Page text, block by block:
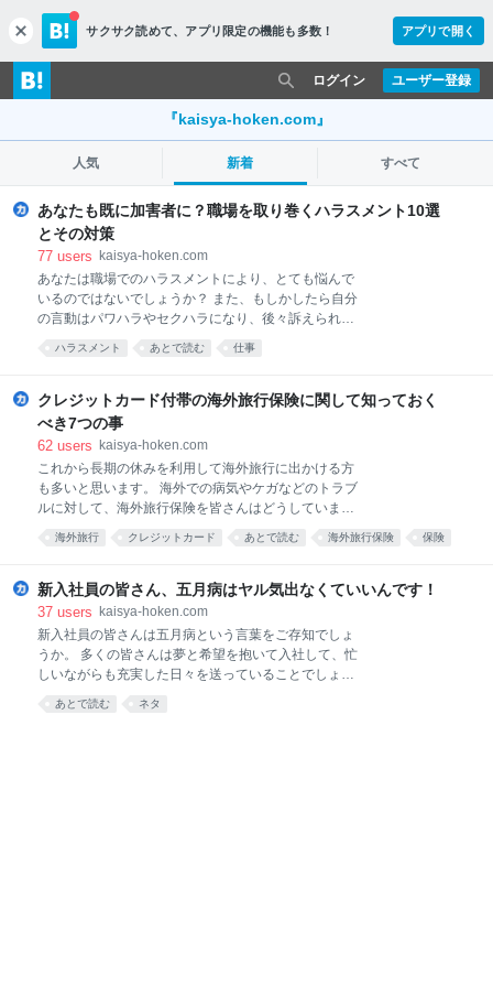
c
l
o
s
サクサク読めて、 アプリ限定の機能も多数！ アプリで開く
ユーザー登録
ログイン
『kaisya-hoken.com』
人気 新着 すべて
あなたも既に加害者に？職場を取り巻くハラスメント10選
とその対策
77 users
kaisya-hoken.com
あなたは職場でのハラスメントにより、とても悩んで
いるのではないでしょうか？ また、もしかしたら自分
の言動はパワハラやセクハラになり、後々訴えられた
りしないか…など 不安に感じていることと思います。
被害者はもちろんのこと、自分では気が付かない内に
に、頭を悩まされているでしょう。 このような職場で
起こる問題を放っておくと、事が大きくなってしまう
のは想像しやすいことです。 パワハラ、セクハラ、モ
がニュースや新聞で取り沙汰される今日、会社として
も、働く一個人としても、その内容を把握し、被害
者、加害者にならないように意識を持つことが求めら
れます。 この記事では、職場を取り巻く様々なハラス
言がハラスメントに
ハラスメント あとで読む 仕事
クレジットカード付帯の海外旅行保険に関して知っておく
べき7つの事
62 users
kaisya-hoken.com
これから長期の休みを利用して海外旅行に出かける方
も多いと思います。 海外での病気やケガなどのトラブ
ルに対して、海外旅行保険を皆さんはどうしています
か？ 何枚もクレジットカードを持っているし、自動で
ついている海外旅行保険で大丈夫じゃないの？？とお
ジットカードの保険だけで大丈夫”などと言い切るサイ
トを見かけますが、実はまったくそんなことはありま
せん。 本当に重大な事故に対応しきれないこともある
のです。 今回は、クレジットカードに自動でついてく
る海外旅行保険の見落としがちな落とし穴についてま
1. 持っているカードの枚数分すべてが保険で出るわ
海外旅行 クレジットカード あとで読む 海外旅行保険 保険
新入社員の皆さん、五月病はヤル気出なくていいんです！
37 users
kaisya-hoken.com
新入社員の皆さんは五月病という言葉をご存知でしょ
うか。 多くの皆さんは夢と希望を抱いて入社して、忙
しいながらも充実した日々を送っていることでしょ
う。 ですが、「 私はこんなことをするためにこの会社
に入ったんじゃない 」などと、 理想と現実の間で葛藤
あとで読む ネタ